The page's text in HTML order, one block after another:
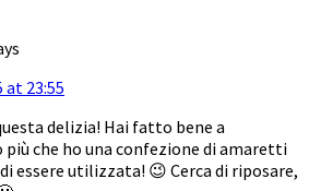
at 23:55
delizia! Hai fatto bene a
che ho una confezione di amaretti
essere utilizzata! 😉 Cerca di riposare,